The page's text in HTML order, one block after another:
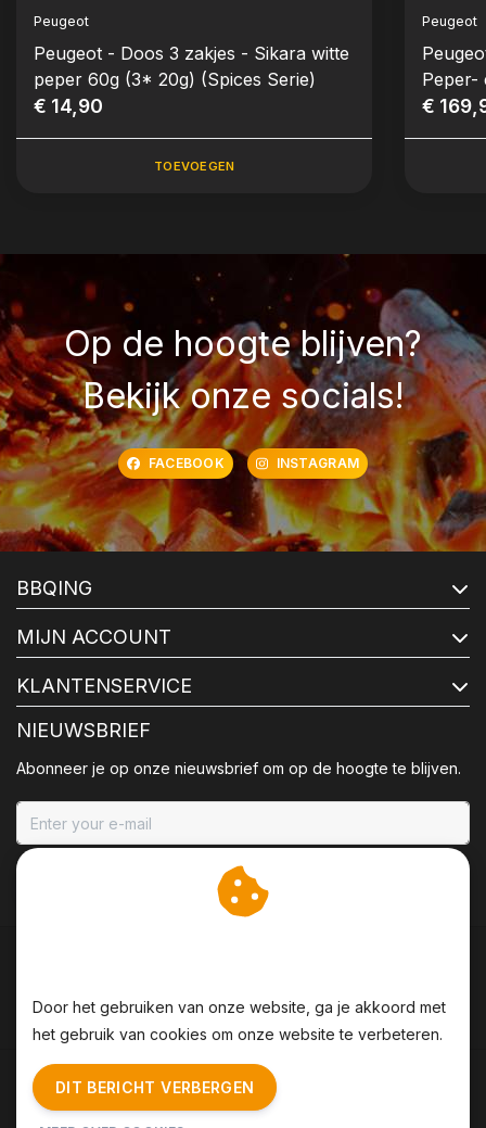
Peugeot
Peugeot - Doos 3 zakjes - Sikara witte
peper 60g (3* 20g) (Spices Serie)
€ 14,90
TOEVOEGEN
Peugeot
Peper-
15 cm)
€
Op de hoogte blijven?
Bekijk onze socials!
FACEBOOK INSTAGRAM
BBQING
MIJN ACCOUNT
KLANTENSERVICE
NIEUWSBRIEF
Abonneer je op onze nieuwsbrief om op de hoogte te blijven.
Algemene voorwaarden | Disclaimer
Sitemap
| RSS Feed
Door het gebruiken van onze website, ga je akkoord met
het gebruik van cookies om onze website te verbeteren.
DIT BERICHT VERBERGEN